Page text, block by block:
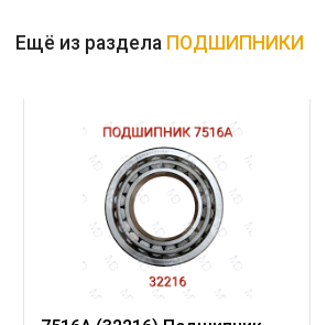
Ещё из раздела ПОДШИПНИКИ